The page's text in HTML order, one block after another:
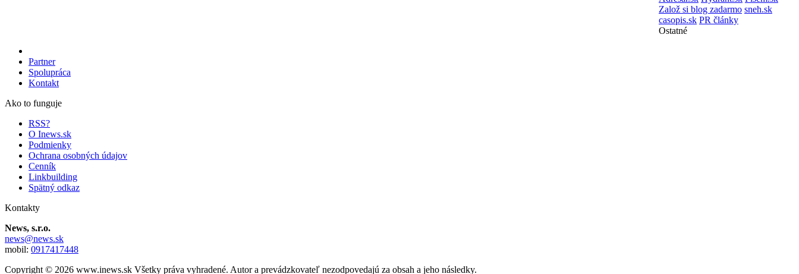
Založ si blog zadarmo sneh.sk
casopis.sk PR články
Ostatné
Partner
Spolupráca
Kontakt
Ako to funguje
RSS?
O Inews.sk
Podmienky
Ochrana osobných údajov
Cenník
Linkbuilding
Spätný odkaz
Kontakty
News, s.r.o.
news@news.sk
mobil: 0917417448
Copyright © 2026 www.inews.sk Všetky práva vyhradené. Autor a prevádzkovateľ nezodpovedajú za obsah a jeho následky.